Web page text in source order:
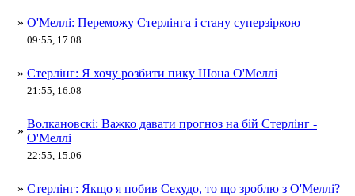
» О'Меллі: Переможу Стерлінга і стану суперзіркою
09:55, 17.08
» Стерлінг: Я хочу розбити пику Шона О'Меллі
21:55, 16.08
»
Волкановскі: Важко давати прогноз на бій Стерлінг -
О'Меллі
22:55, 15.06
» Стерлінг: Якщо я побив Сехудо, то що зроблю з О'Меллі?